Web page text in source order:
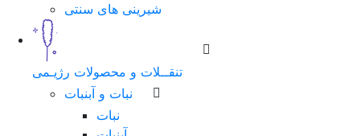
شیرینی های سنتی
تنقــلات و محصولات رژیـمی
نبات و آبنبات
نبات